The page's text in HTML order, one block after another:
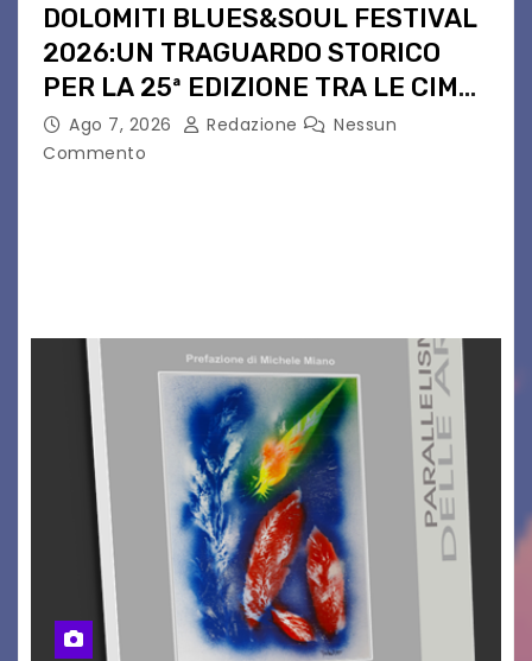
DOLOMITI BLUES&SOUL FESTIVAL
2026:UN TRAGUARDO STORICO
PER LA 25ª EDIZIONE TRA LE CIME
PATRIMONIO UNESCO
Ago 7, 2026 Redazione
Nessun
Commento